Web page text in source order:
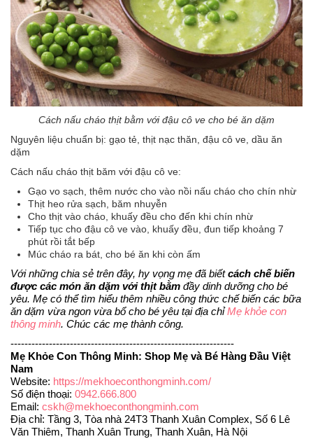
Cách nấu cháo thịt bằm với đậu cô ve cho bé ăn dặm
Nguyên liệu chuẩn bị: gạo tẻ, thịt nạc thăn, đậu cô ve, dầu ăn
dặm
Cách nấu cháo thịt băm với đậu cô ve:
Gạo vo sạch, thêm nước cho vào nồi nấu cháo cho chín nhừ
Thịt heo rửa sạch, băm nhuyễn
Cho thịt vào cháo, khuấy đều cho đến khi chín nhừ
Tiếp tục cho đậu cô ve vào, khuấy đều, đun tiếp khoảng 7
phút rồi tắt bếp
Múc cháo ra bát, cho bé ăn khi còn ấm
Với những chia sẻ trên đây, hy vọng mẹ đã biết cách chế biến
được các món ăn dặm với thịt bằm đầy dinh dưỡng cho bé
yêu. Mẹ có thể tìm hiểu thêm nhiều công thức chế biến các bữa
ăn dặm vừa ngon vừa bổ cho bé yêu tại địa chỉ Mẹ khỏe con
thông minh. Chúc các mẹ thành công.
----------------------------------------------------------------
Mẹ Khỏe Con Thông Minh: Shop Mẹ và Bé Hàng Đầu Việt
Nam
Website: https://mekhoeconthongminh.com/
Số điện thoại: 0942.666.800
Email: cskh@mekhoeconthongminh.com
Địa chỉ: Tầng 3, Tòa nhà 24T3 Thanh Xuân Complex, Số 6 Lê
Văn Thiêm, Thanh Xuân Trung, Thanh Xuân, Hà Nội